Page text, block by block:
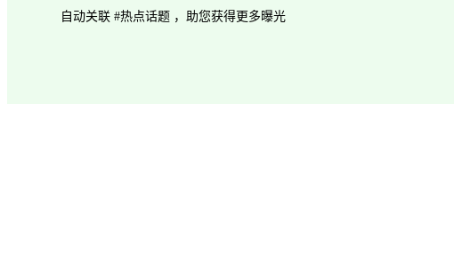
自动关联 #热点话题 ，助您获得更多曝光